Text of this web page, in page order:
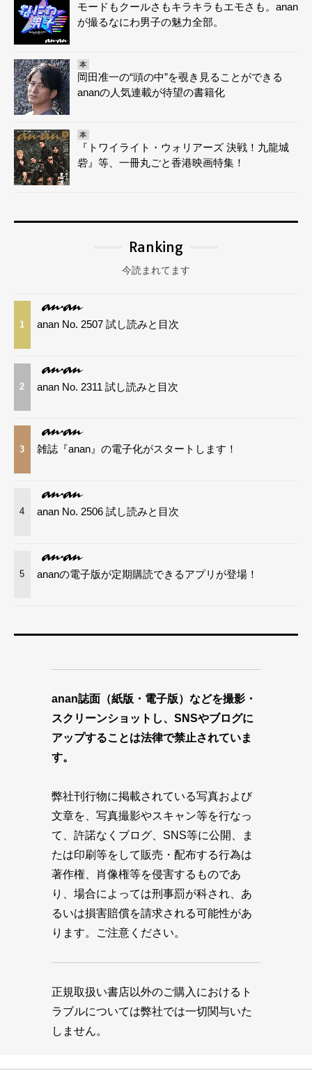
モードもクールさもキラキラもエモさも。anan
が撮るなにわ男子の魅力全部。
本
岡田准一の“頭の中”を覗き見ることができる
ananの人気連載が待望の書籍化
本
『トワイライト・ウォリアーズ 決戦！九龍城
砦』等、一冊丸ごと香港映画特集！
Ranking
今読まれてます
1 anan No. 2507 試し読みと目次
2 anan No. 2311 試し読みと目次
3 雑誌『anan』の電子化がスタートします！
4 anan No. 2506 試し読みと目次
5 ananの電子版が定期購読できるアプリが登場！
anan誌面（紙版・電子版）などを撮影・
スクリーンショットし、SNSやブログに
アップすることは法律で禁止されていま
す。
弊社刊行物に掲載されている写真および
文章を、写真撮影やスキャン等を行なっ
て、許諾なくブログ、SNS等に公開、ま
たは印刷等をして販売・配布する行為は
著作権、肖像権等を侵害するものであ
り、場合によっては刑事罰が科され、あ
るいは損害賠償を請求される可能性があ
ります。ご注意ください。
正規取扱い書店以外のご購入におけるト
ラブルについては弊社では一切関与いた
しません。